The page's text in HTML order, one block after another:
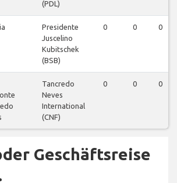
(PDL)
Presidente
Juscelino
Kubitschek
(BSB)
0 0 0
Tancredo
Neves
International
(CNF)
0 0 0
Geschäftsreise